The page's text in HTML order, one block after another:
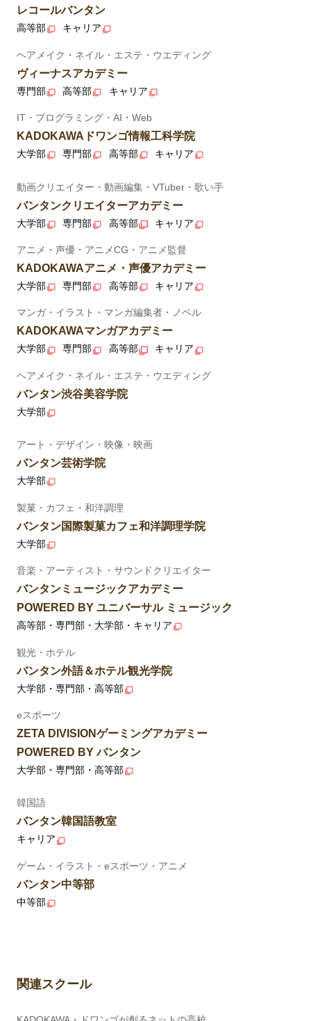
レコールバンタン
高等部 キャリア
ヘアメイク・ネイル・エステ・ウエディング
ヴィーナスアカデミー
専門部 高等部 キャリア
IT・プログラミング・AI・Web
KADOKAWAドワンゴ情報工科学院
大学部 専門部 高等部 キャリア
動画クリエイター・動画編集・VTuber・歌い手
バンタンクリエイターアカデミー
大学部 専門部 高等部 キャリア
アニメ・声優・アニメCG・アニメ監督
KADOKAWAアニメ・声優アカデミー
大学部 専門部 高等部 キャリア
マンガ・イラスト・マンガ編集者・ノベル
KADOKAWAマンガアカデミー
大学部 専門部 高等部 キャリア
ヘアメイク・ネイル・エステ・ウエディング
バンタン渋谷美容学院
大学部
アート・デザイン・映像・映画
バンタン芸術学院
大学部
製菓・カフェ・和洋調理
バンタン国際製菓カフェ和洋調理学院
大学部
音楽・アーティスト・サウンドクリエイター
バンタンミュージックアカデミー
POWERED BY ユニバーサル ミュージック
高等部・専門部・大学部・キャリア
観光・ホテル
バンタン外語＆ホテル観光学院
大学部・専門部・高等部
eスポーツ
ZETA DIVISIONゲーミングアカデミー
POWERED BY バンタン
大学部・専門部・高等部
韓国語
バンタン韓国語教室
キャリア
ゲーム・イラスト・eスポーツ・アニメ
バンタン中等部
中等部
関連スクール